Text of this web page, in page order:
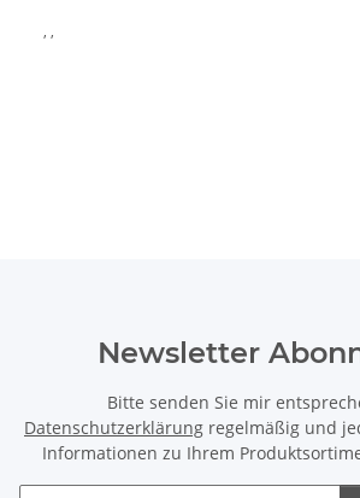
, ,
Newsletter
Bitte senden Sie mir
Datenschutzerklärung regelmäßig und
Informationen zu Ihrem